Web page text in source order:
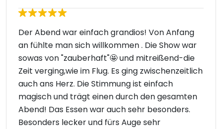
Der Abend war einfach grandios! Von Anfang
an fühlte man sich willkommen . Die Show war
sowas von "zauberhaft"🤩 und mitreißend-die
Zeit verging,wie im Flug. Es ging zwischenzeitlich
auch ans Herz. Die Stimmung ist einfach
magisch und trägt einen durch den gesamten
Abend! Das Essen war auch sehr besonders.
Besonders lecker und fürs Auge sehr